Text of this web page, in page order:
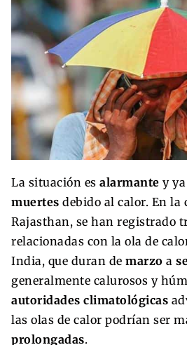
La situación es alarmante y
muertes debido al calor. En la
Rajasthan, se han registrado
relacionadas con la ola de
India, que duran de marzo a
generalmente calurosos y
autoridades climatológicas
las olas de calor podrían ser
prolongadas.